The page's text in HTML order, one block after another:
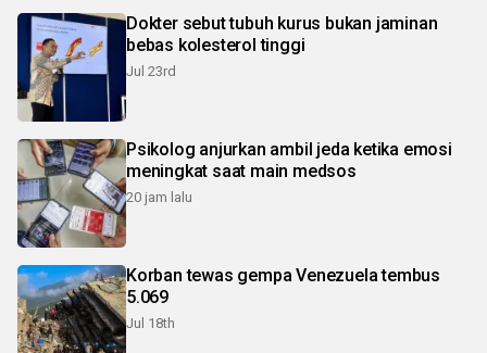
Dokter sebut tubuh kurus bukan jaminan
bebas kolesterol tinggi
Jul 23rd
Psikolog anjurkan ambil jeda ketika emosi
meningkat saat main medsos
20 jam lalu
Korban tewas gempa Venezuela tembus
5.069
Jul 18th